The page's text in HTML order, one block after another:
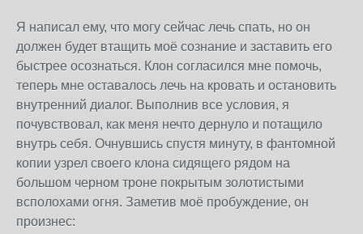
Я написал ему, что могу сейчас лечь спать, но он
должен будет втащить моё сознание и заставить его
быстрее осознаться. Клон согласился мне помочь,
теперь мне оставалось лечь на кровать и остановить
внутренний диалог. Выполнив все условия, я
почувствовал, как меня нечто дернуло и потащило
внутрь себя. Очнувшись спустя минуту, в фантомной
копии узрел своего клона сидящего рядом на
большом черном троне покрытым золотистыми
всполохами огня. Заметив моё пробуждение, он
произнес: